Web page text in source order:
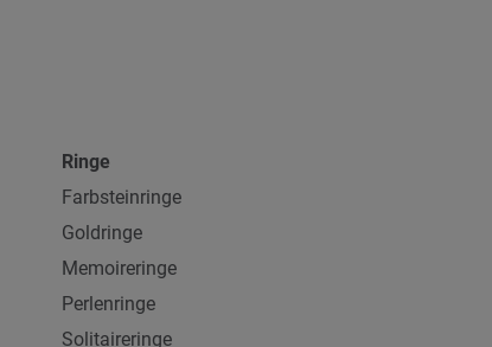
Ringe
Farbsteinringe
Goldringe
Memoireringe
Perlenringe
Solitaireringe